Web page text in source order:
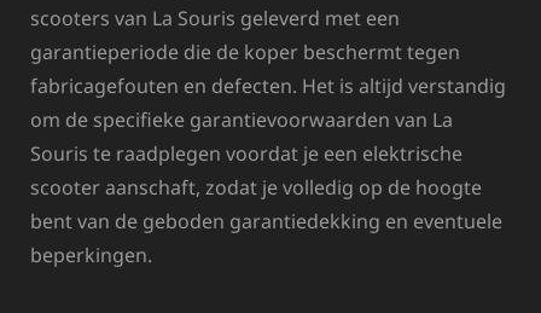
scooters van La Souris geleverd met een
garantieperiode die de koper beschermt tegen
fabricagefouten en defecten. Het is altijd verstandig
om de specifieke garantievoorwaarden van La
Souris te raadplegen voordat je een elektrische
scooter aanschaft, zodat je volledig op de hoogte
bent van de geboden garantiedekking en eventuele
beperkingen.